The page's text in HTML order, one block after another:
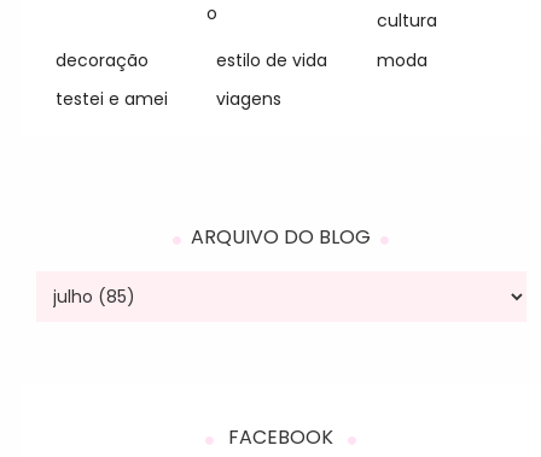
o
cultura
decoração
estilo de vida
moda
testei e amei
viagens
ARQUIVO DO BLOG
FACEBOOK